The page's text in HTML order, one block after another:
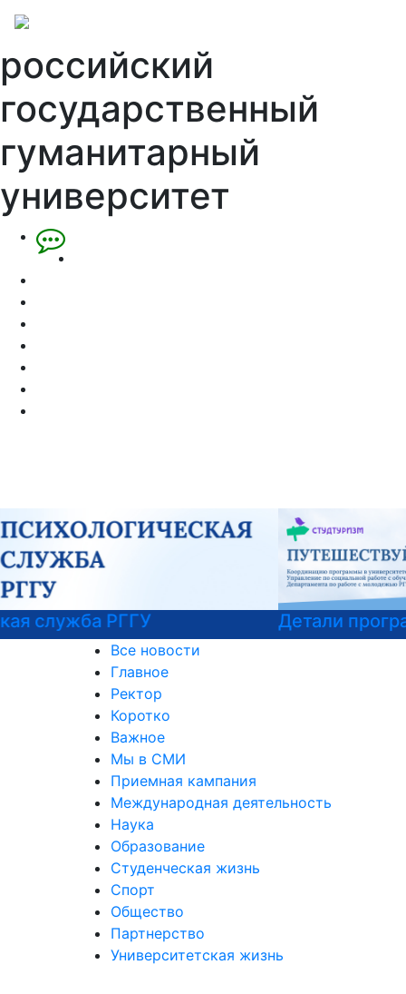
российский
государственный
гуманитарный
университет
Детали программы
Все новости
Главное
Ректор
Коротко
Важное
Мы в СМИ
Приемная кампания
Международная деятельность
Наука
Образование
Студенческая жизнь
Спорт
Общество
Партнерство
Университетская жизнь